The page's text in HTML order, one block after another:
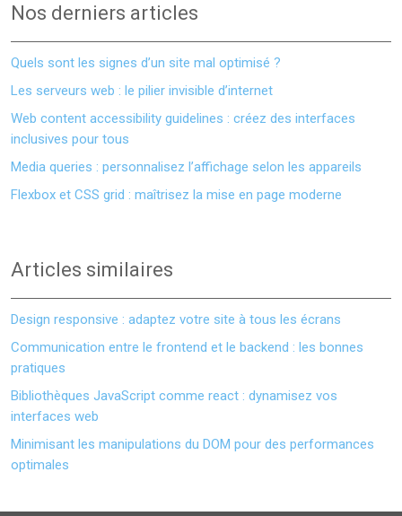
Nos derniers articles
Quels sont les signes d’un site mal optimisé ?
Les serveurs web : le pilier invisible d’internet
Web content accessibility guidelines : créez des interfaces
inclusives pour tous
Media queries : personnalisez l’affichage selon les appareils
Flexbox et CSS grid : maîtrisez la mise en page moderne
Articles similaires
Design responsive : adaptez votre site à tous les écrans
Communication entre le frontend et le backend : les bonnes
pratiques
Bibliothèques JavaScript comme react : dynamisez vos
interfaces web
Minimisant les manipulations du DOM pour des performances
optimales